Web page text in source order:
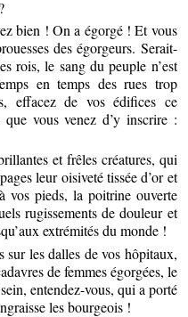
bien ! On a égorgé ! Et vous
des égorgeurs. Serait-
rois, le sang du peuple n’est
en temps des rues trop
effacez de vos édifices ce
vous venez d’y inscrire :
et frêles créatures, qui
leur oisiveté tissée d’or et
vos pieds, la poitrine ouverte
rugissements de douleur et
extrémités du monde !
les dalles de vos hôpitaux,
de femmes égorgées, le
entendez-vous, qui a porté
les bourgeois !